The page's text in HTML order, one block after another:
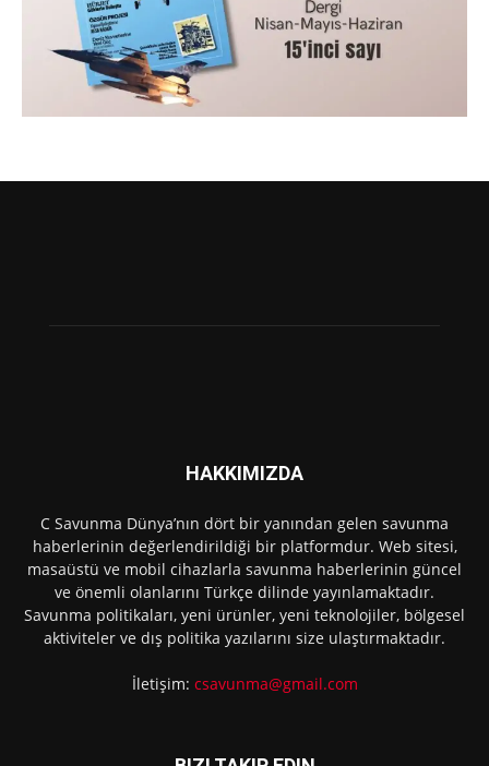
HAKKIMIZDA
C Savunma Dünya’nın dört bir yanından gelen savunma
haberlerinin değerlendirildiği bir platformdur. Web sitesi,
masaüstü ve mobil cihazlarla savunma haberlerinin güncel
ve önemli olanlarını Türkçe dilinde yayınlamaktadır.
Savunma politikaları, yeni ürünler, yeni teknolojiler, bölgesel
aktiviteler ve dış politika yazılarını size ulaştırmaktadır.
İletişim: csavunma@gmail.com